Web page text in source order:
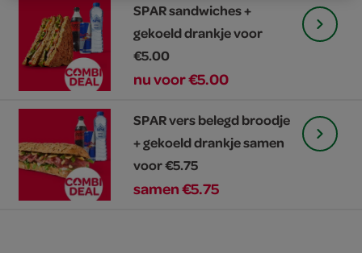
SPAR sandwiches +
gekoeld drankje voor
€5.00
nu voor €5.00
SPAR vers belegd broodje
+ gekoeld drankje samen
voor €5.75
samen €5.75